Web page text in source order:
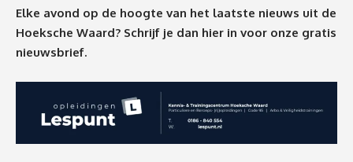
Elke avond op de hoogte van het laatste nieuws uit de
Hoeksche Waard? Schrijf je dan hier in voor onze gratis
nieuwsbrief.